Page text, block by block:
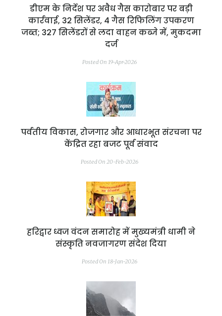
डीएम के निर्देश पर अवैध गैस कारोबार पर बड़ी
कार्रवाई, 32 सिलेंडर, 4 गैस रिफिलिंग उपकरण
जब्त; 327 सिलेंडरों से लदा वाहन कब्जे में, मुकदमा
दर्ज
Posted On 19-Apr-2026
पर्वतीय विकास, रोजगार और आधारभूत संरचना पर
केंद्रित रहा बजट पूर्व संवाद
Posted On 20-Feb-2026
हरिद्वार ध्वज वंदन समारोह में मुख्यमंत्री धामी ने
संस्कृति नवजागरण संदेश दिया
Posted On 18-Jan-2026